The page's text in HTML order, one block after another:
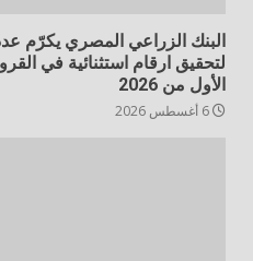
البنك الزراعي المصري يكرّم
لتحقيق ارقام استثنائية في
الأول من 2026